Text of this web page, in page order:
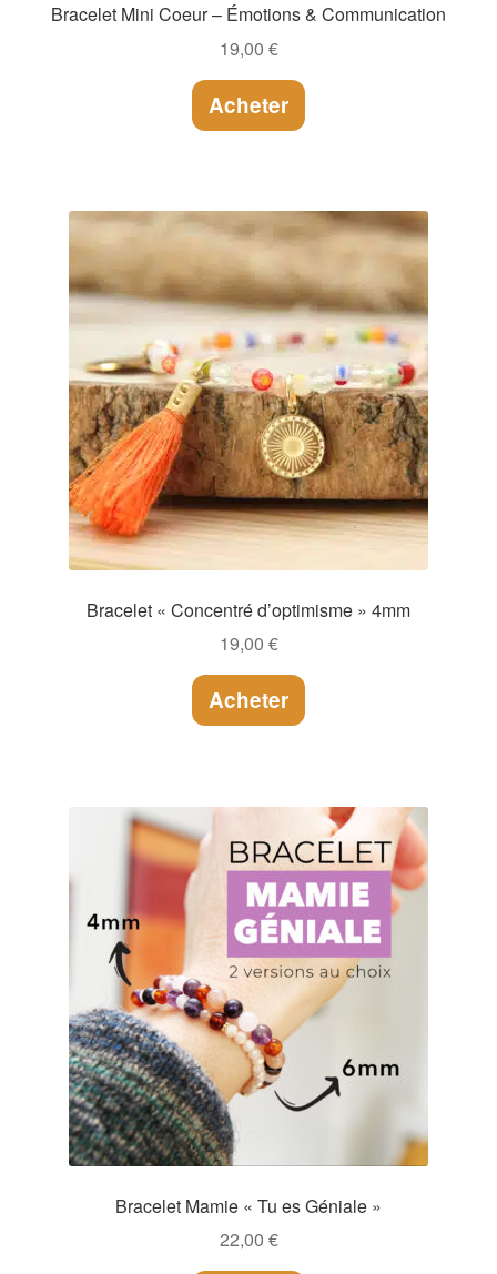
Bracelet Mini Coeur – Émotions & Communication
19,00 €
Acheter
Bracelet « Concentré d’optimisme » 4mm
19,00 €
Acheter
Bracelet Mamie « Tu es Géniale »
22,00 €